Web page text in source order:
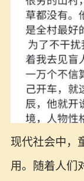
现代社会中，
用。随着人们